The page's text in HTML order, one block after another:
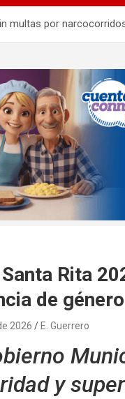
multas por
Rita
de género
2026 E. Guerrero
y